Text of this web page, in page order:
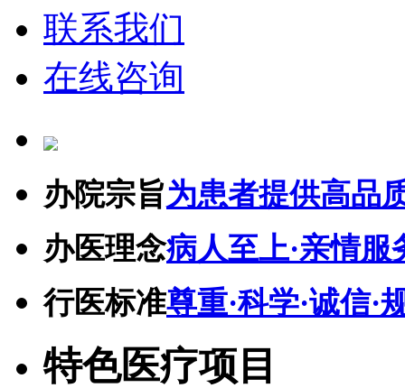
联系我们
在线咨询
办院宗旨为患者提供高品
办医理念病人至上·亲情服
行医标准尊重·科学·诚信·
特色医疗项目